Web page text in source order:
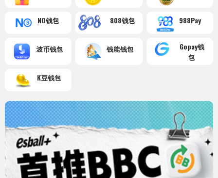
NO钱包 808钱包 988Pay
波币钱包 钱能钱包
Gopay钱
包
K豆钱包